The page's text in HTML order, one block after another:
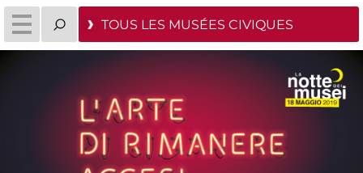
TOUS LES MUSÉES CIVIQUES